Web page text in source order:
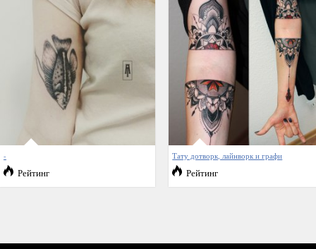
-
Рейтинг
Тату дотворк, лайнворк и графи
Рейтинг